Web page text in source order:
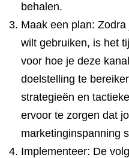
behalen.
Maak een plan:
wilt gebruiken, is het
voor hoe je deze
doelstelling te
strategieën en
ervoor te zorgen dat
marketinginspanning
Implementeer: De